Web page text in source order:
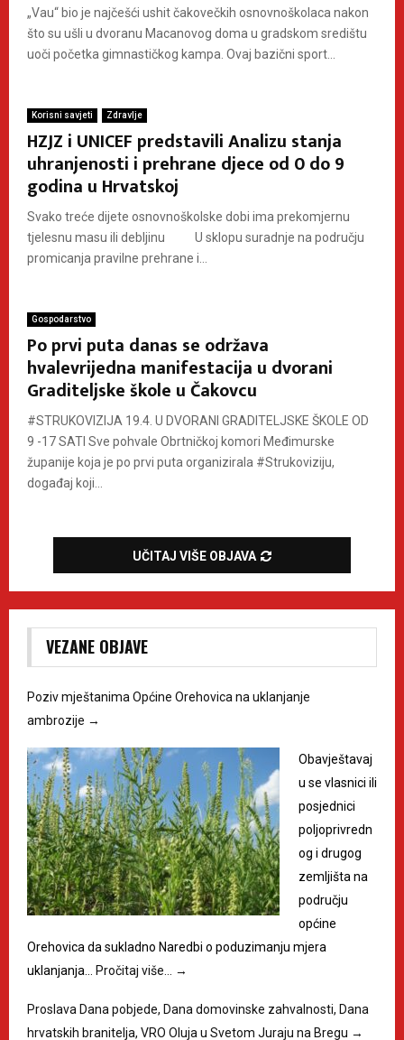
„Vau“ bio je najčešći ushit čakovečkih osnovnoškolaca nakon
što su ušli u dvoranu Macanovog doma u gradskom središtu
uoči početka gimnastičkog kampa. Ovaj bazični sport...
Korisni savjeti Zdravlje
HZJZ i UNICEF predstavili Analizu stanja
uhranjenosti i prehrane djece od 0 do 9
godina u Hrvatskoj
Svako treće dijete osnovnoškolske dobi ima prekomjernu
tjelesnu masu ili debljinu U sklopu suradnje na području
promicanja pravilne prehrane i...
Gospodarstvo
Po prvi puta danas se održava
hvalevrijedna manifestacija u dvorani
Graditeljske škole u Čakovcu
#STRUKOVIZIJA 19.4. U DVORANI GRADITELJSKE ŠKOLE OD
9 -17 SATI Sve pohvale Obrtničkoj komori Međimurske
županije koja je po prvi puta organizirala #Strukoviziju,
događaj koji...
UČITAJ VIŠE OBJAVA
VEZANE OBJAVE
Poziv mještanima Općine Orehovica na uklanjanje
ambrozije →
Obavještavaj
u se vlasnici ili
posjednici
poljoprivredn
og i drugog
zemljišta na
području
općine
Orehovica da sukladno Naredbi o poduzimanju mjera
uklanjanja… Pročitaj više… →
Proslava Dana pobjede, Dana domovinske zahvalnosti, Dana
hrvatskih branitelja, VRO Oluja u Svetom Juraju na Bregu →